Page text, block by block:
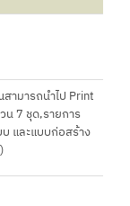
ามารถนำไป Print
น 7 ชุด,รายการ
และแบบก่อสร้าง